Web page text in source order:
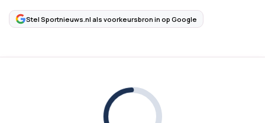
Stel Sportnieuws.nl als voorkeursbron in op Google